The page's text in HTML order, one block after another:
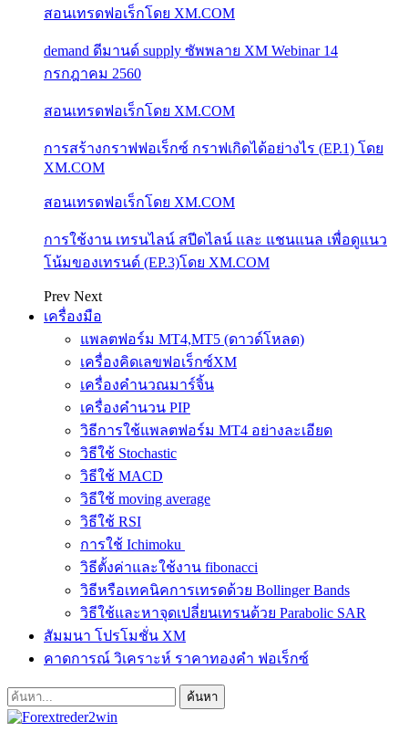
สอนเทรดฟอเร็กโดย XM.COM
demand ดีมานด์ supply ซัพพลาย XM Webinar 14
กรกฎาคม 2560
สอนเทรดฟอเร็กโดย XM.COM
การสร้างกราฟฟอเร็กซ์ กราฟเกิดได้อย่างไร (EP.1) โดย
XM.COM
สอนเทรดฟอเร็กโดย XM.COM
การใช้งาน เทรนไลน์ สปีดไลน์ และ แชนแนล เพื่อดูแนว
โน้มของเทรนด์ (EP.3)โดย XM.COM
Prev Next
เครื่องมือ
แพลตฟอร์ม MT4,MT5 (ดาวด์โหลด)
เครื่องคิดเลขฟอเร็กซ์XM
เครื่องคำนวณมาร์จิ้น
เครื่องคำนวน PIP
วิธีการใช้แพลตฟอร์ม MT4 อย่างละเอียด
วิธีใช้ Stochastic
วิธีใช้ MACD
วิธีใช้ moving average
วิธีใช้ RSI
การใช้ Ichimoku
วิธีตั้งค่าและใช้งาน fibonacci
วิธีหรือเทคนิคการเทรดด้วย Bollinger Bands
วิธีใช้และหาจุดเปลี่ยนเทรนด้วย Parabolic SAR
สัมมนา โปรโมชั่น XM
คาดการณ์ วิเคราะห์ ราคาทองคำ ฟอเร็กซ์